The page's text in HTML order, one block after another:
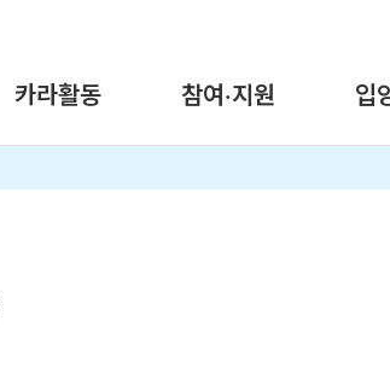
카라활동 참여·지원 입